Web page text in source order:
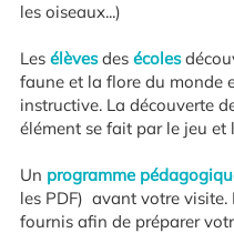
les oiseaux...)
Les élèvesdes écoles
faune et la flore du monde
instructive. La découverte
élément se fait par le jeu et
Un programme
les PDF) avant votre visite.
fournis afin de préparer